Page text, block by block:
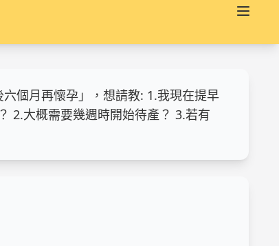
個月再懷孕」，想請教: 1.我現在提早
2.大概需要幾週時開始待產？ 3.若有